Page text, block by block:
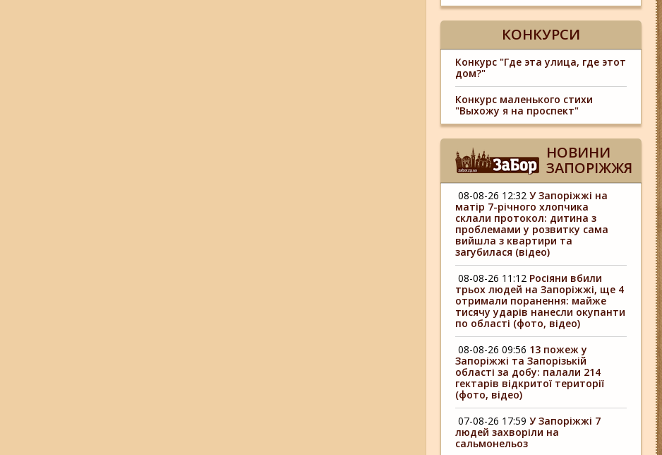
КОНКУРСИ
Конкурс "Где эта улица, где этот
дом?"
Конкурс маленького стихи
"Выхожу я на проспект"
НОВИНИ
ЗАПОРІЖЖЯ
08-08-26 12:32 У Запоріжжі на
матір 7-річного хлопчика
склали протокол: дитина з
проблемами у розвитку сама
вийшла з квартири та
загубилася (відео)
08-08-26 11:12 Росіяни вбили
трьох людей на Запоріжжі, ще 4
отримали поранення: майже
тисячу ударів нанесли окупанти
по області (фото, відео)
08-08-26 09:56 13 пожеж у
Запоріжжі та Запорізькій
області за добу: палали 214
гектарів відкритої території
(фото, відео)
07-08-26 17:59 У Запоріжжі 7
людей захворіли на
сальмонельоз